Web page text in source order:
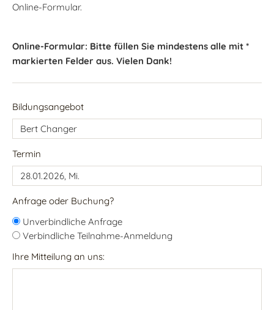
Online-Formular.
Online-Formular: Bitte füllen Sie mindestens alle mit *
markierten Felder aus. Vielen Dank!
Bildungsangebot
Termin
Anfrage oder Buchung?
Unverbindliche Anfrage
Verbindliche Teilnahme-Anmeldung
Ihre Mitteilung an uns: